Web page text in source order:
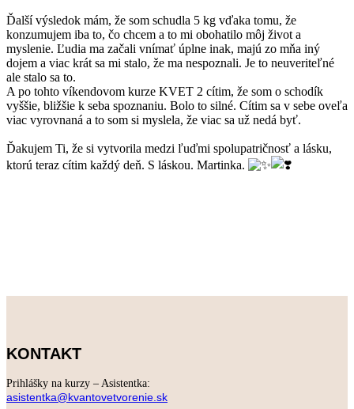
Ďalší výsledok mám, že som schudla 5 kg vďaka tomu, že
konzumujem iba to, čo chcem a to mi obohatilo môj život a
myslenie. Ľudia ma začali vnímať úplne inak, majú zo mňa iný
dojem a viac krát sa mi stalo, že ma nespoznali. Je to neuveriteľné
ale stalo sa to.
A po tohto víkendovom kurze KVET 2 cítim, že som o schodík
vyššie, bližšie k seba spoznaniu. Bolo to silné. Cítim sa v sebe oveľa
viac vyrovnaná a to som si myslela, že viac sa už nedá byť.
Ďakujem Ti, že si vytvorila medzi ľuďmi spolupatričnosť a lásku,
ktorú teraz cítim každý deň. S láskou. Martinka.
KONTAKT
Prihlášky na kurzy – Asistentka:
asistentka@kvantovetvorenie.sk